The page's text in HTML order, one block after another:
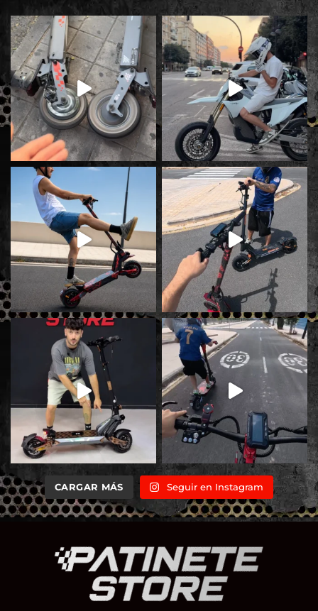
CARGAR MÁS Seguir en Instagram